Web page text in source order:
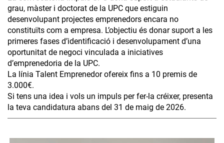
grau, màster i doctorat de la UPC que estiguin
desenvolupant projectes emprenedors encara no
constituïts com a empresa. L’objectiu és donar suport a les
primeres fases d’identificació i desenvolupament d’una
oportunitat de negoci vinculada a iniciatives
d’emprenedoria de la UPC.
La línia Talent Emprenedor ofereix fins a 10 premis de
3.000€.
Si tens una idea i vols un impuls per fer-la créixer, presenta
la teva candidatura abans del 31 de maig de 2026.